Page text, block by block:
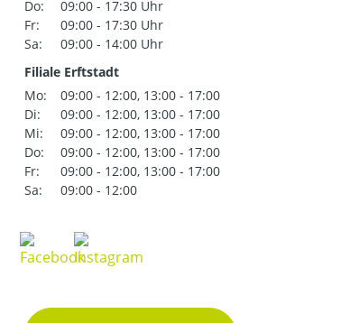
Do:
09:00 - 17:30 Uhr
Fr:
09:00 - 17:30 Uhr
Sa:
09:00 - 14:00 Uhr
Filiale Erftstadt
Mo:
09:00 - 12:00, 13:00 - 17:00
Di:
09:00 - 12:00, 13:00 - 17:00
Mi:
09:00 - 12:00, 13:00 - 17:00
Do:
09:00 - 12:00, 13:00 - 17:00
Fr:
09:00 - 12:00, 13:00 - 17:00
Sa:
09:00 - 12:00